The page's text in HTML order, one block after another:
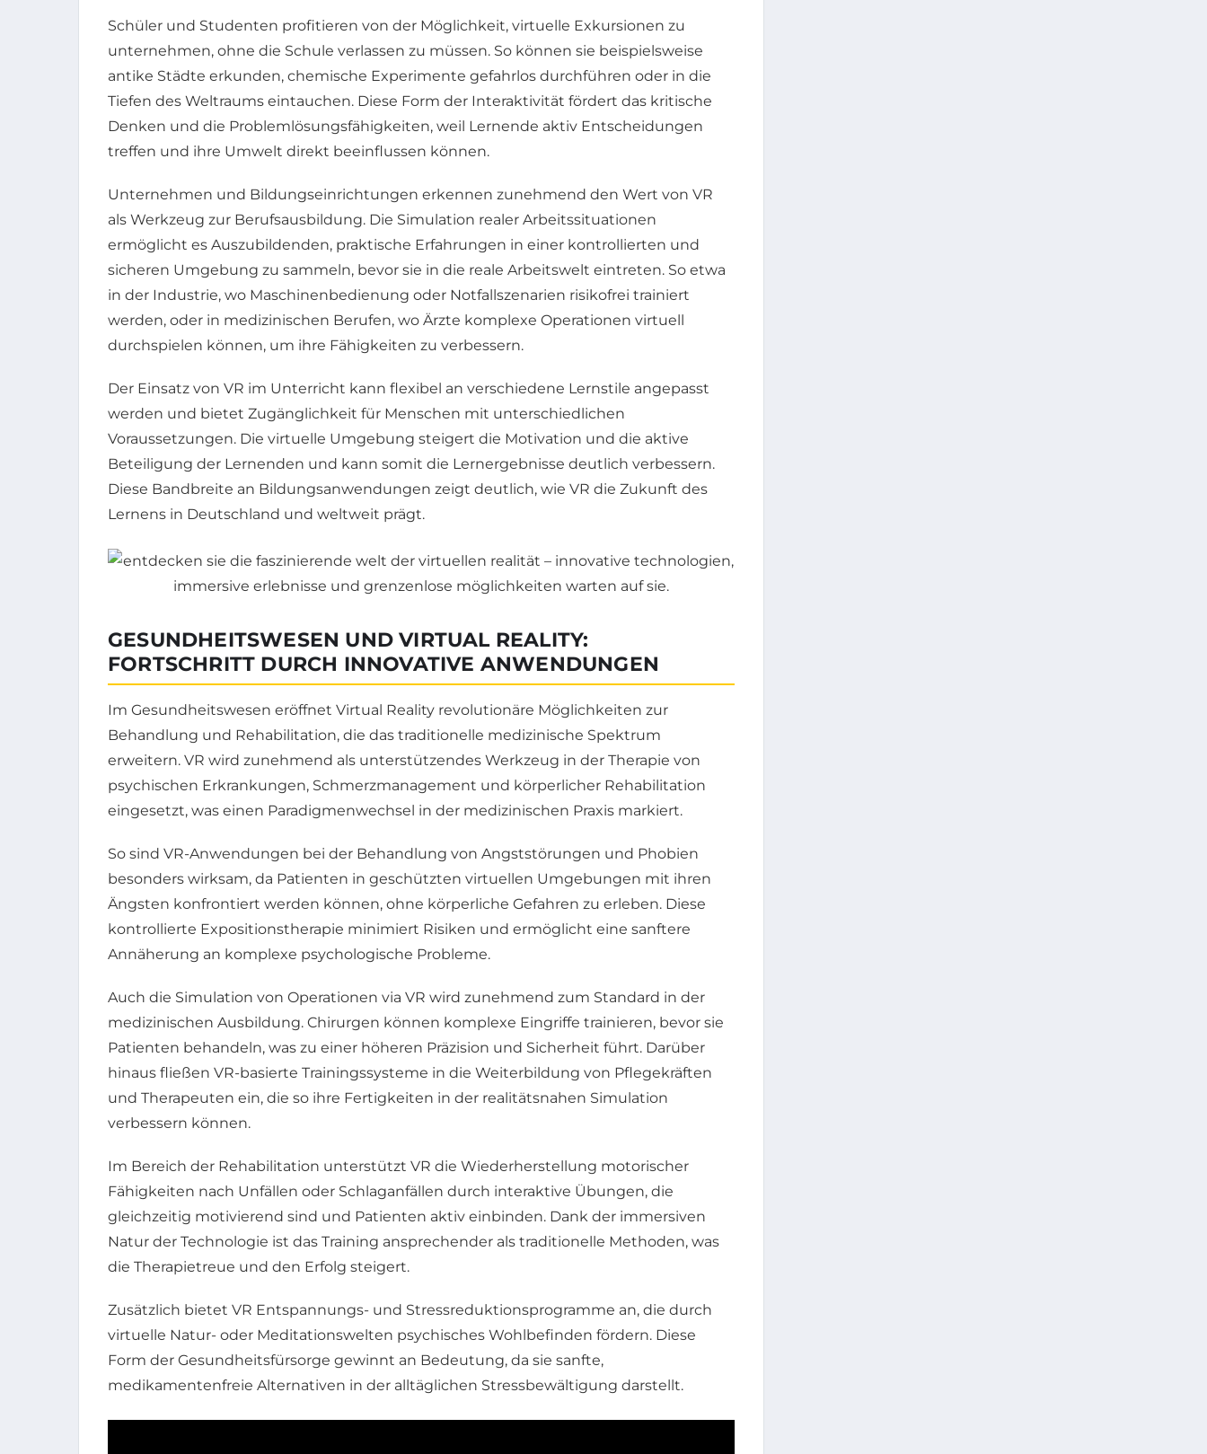
Schüler und Studenten profitieren von der Möglichkeit, virtuelle Exkursionen zu
unternehmen, ohne die Schule verlassen zu müssen. So können sie beispielsweise
antike Städte erkunden, chemische Experimente gefahrlos durchführen oder in die
Tiefen des Weltraums eintauchen. Diese Form der Interaktivität fördert das kritische
Denken und die Problemlösungsfähigkeiten, weil Lernende aktiv Entscheidungen
treffen und ihre Umwelt direkt beeinflussen können.
Unternehmen und Bildungseinrichtungen erkennen zunehmend den Wert von VR
als Werkzeug zur Berufsausbildung. Die Simulation realer Arbeitssituationen
ermöglicht es Auszubildenden, praktische Erfahrungen in einer kontrollierten und
sicheren Umgebung zu sammeln, bevor sie in die reale Arbeitswelt eintreten. So etwa
in der Industrie, wo Maschinenbedienung oder Notfallszenarien risikofrei trainiert
werden, oder in medizinischen Berufen, wo Ärzte komplexe Operationen virtuell
durchspielen können, um ihre Fähigkeiten zu verbessern.
Der Einsatz von VR im Unterricht kann flexibel an verschiedene Lernstile angepasst
werden und bietet Zugänglichkeit für Menschen mit unterschiedlichen
Voraussetzungen. Die virtuelle Umgebung steigert die Motivation und die aktive
Beteiligung der Lernenden und kann somit die Lernergebnisse deutlich verbessern.
Diese Bandbreite an Bildungsanwendungen zeigt deutlich, wie VR die Zukunft des
Lernens in Deutschland und weltweit prägt.
GESUNDHEITSWESEN UND VIRTUAL REALITY:
FORTSCHRITT DURCH INNOVATIVE ANWENDUNGEN
Im Gesundheitswesen eröffnet Virtual Reality revolutionäre Möglichkeiten zur
Behandlung und Rehabilitation, die das traditionelle medizinische Spektrum
erweitern. VR wird zunehmend als unterstützendes Werkzeug in der Therapie von
psychischen Erkrankungen, Schmerzmanagement und körperlicher Rehabilitation
eingesetzt, was einen Paradigmenwechsel in der medizinischen Praxis markiert.
So sind VR-Anwendungen bei der Behandlung von Angststörungen und Phobien
besonders wirksam, da Patienten in geschützten virtuellen Umgebungen mit ihren
Ängsten konfrontiert werden können, ohne körperliche Gefahren zu erleben. Diese
kontrollierte Expositionstherapie minimiert Risiken und ermöglicht eine sanftere
Annäherung an komplexe psychologische Probleme.
Auch die Simulation von Operationen via VR wird zunehmend zum Standard in der
medizinischen Ausbildung. Chirurgen können komplexe Eingriffe trainieren, bevor sie
Patienten behandeln, was zu einer höheren Präzision und Sicherheit führt. Darüber
hinaus fließen VR-basierte Trainingssysteme in die Weiterbildung von Pflegekräften
und Therapeuten ein, die so ihre Fertigkeiten in der realitätsnahen Simulation
verbessern können.
Im Bereich der Rehabilitation unterstützt VR die Wiederherstellung motorischer
Fähigkeiten nach Unfällen oder Schlaganfällen durch interaktive Übungen, die
gleichzeitig motivierend sind und Patienten aktiv einbinden. Dank der immersiven
Natur der Technologie ist das Training ansprechender als traditionelle Methoden, was
die Therapietreue und den Erfolg steigert.
Zusätzlich bietet VR Entspannungs- und Stressreduktionsprogramme an, die durch
virtuelle Natur- oder Meditationswelten psychisches Wohlbefinden fördern. Diese
Form der Gesundheitsfürsorge gewinnt an Bedeutung, da sie sanfte,
medikamentenfreie Alternativen in der alltäglichen Stressbewältigung darstellt.